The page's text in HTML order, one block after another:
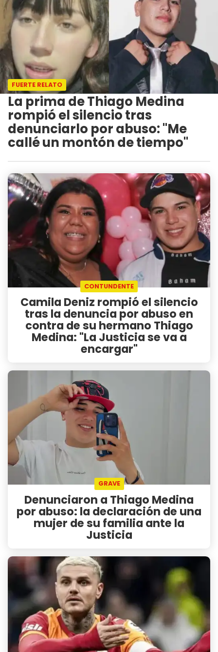
FUERTE RELATO
La prima de Thiago Medina
rompió el silencio tras
denunciarlo por abuso: "Me
callé un montón de tiempo"
CONTUNDENTE
Camila Deniz rompió el silencio
tras la denuncia por abuso en
contra de su hermano Thiago
Medina: "La Justicia se va a
encargar"
GRAVE
Denunciaron a Thiago Medina
por abuso: la declaración de una
mujer de su familia ante la
Justicia